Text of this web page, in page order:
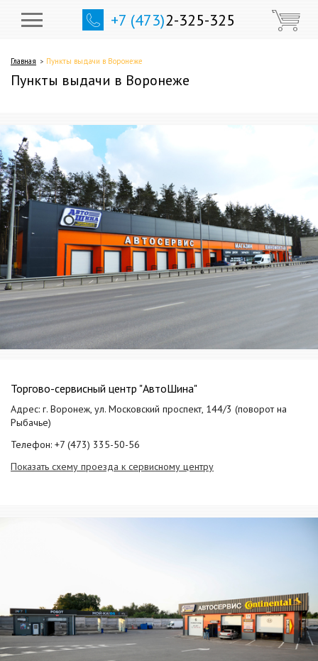
+7 (473)2-325-325
Главная Пункты выдачи в Воронеже
Пункты выдачи в Воронеже
Торгово-сервисный центр "АвтоШина"
Адрес: г. Воронеж, ул. Московский проспект, 144/3 (поворот на
Рыбачье)
Телефон: +7 (473) 335-50-56
Показать схему проезда к сервисному центру